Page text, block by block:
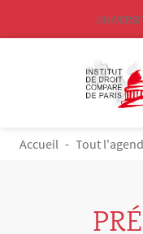
Aller au contenu principal
Menu
FIL D'ARIANE
Accueil Tout